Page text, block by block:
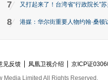
7 又打起来了！台湾省“行政院长”
8 港媒：华尔街重要人物约翰·桑顿
见反馈 凤凰卫视介绍 京ICP证
Limited All Rights Reserved.